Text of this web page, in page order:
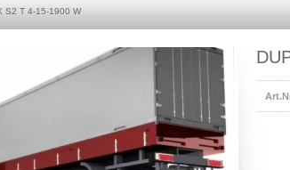
S2 T 4-15-1900 W